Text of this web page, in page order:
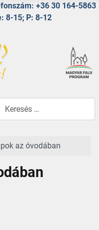
+36 30 164-5863
8-15; P: 8-12
az óvodában